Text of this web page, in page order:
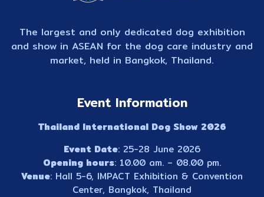
The largest and only dedicated dog exhibition
and show in ASEAN for the dog care industry and
market, held in Bangkok, Thailand.
Event Information
Thailand International Dog Show 2026
Event Date: 25-28 June 2026
Opening hours: 10.00 am. – 08.00 pm.
Venue: Hall 5-6, IMPACT Exhibition & Convention
Center, Bangkok, Thailand